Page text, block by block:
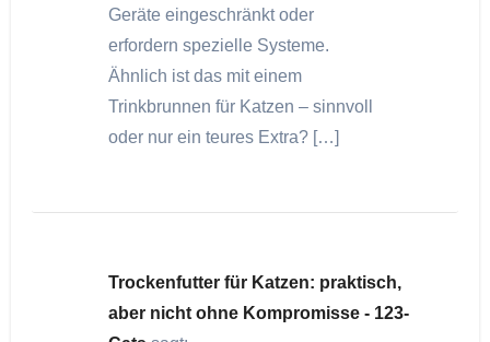
Geräte eingeschränkt oder
erfordern spezielle Systeme.
Ähnlich ist das mit einem
Trinkbrunnen für Katzen – sinnvoll
oder nur ein teures Extra? […]
Trockenfutter für Katzen: praktisch,
aber nicht ohne Kompromisse - 123-